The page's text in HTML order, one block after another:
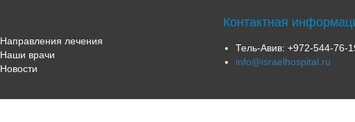
Направления лечения
Наши врачи
Новости
Контактная
Тель-Авив: +972-544-76-
info@israelhospital.ru